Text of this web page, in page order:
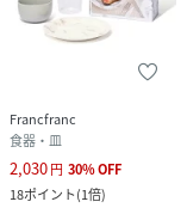
Francfranc
食器・皿
2,030円 30%OFF
18ポイント(1倍)